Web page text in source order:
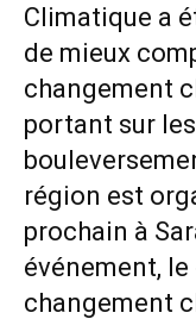
Climatique a
de mieux
changement
portant sur
région est
prochain à
événement, le
changement